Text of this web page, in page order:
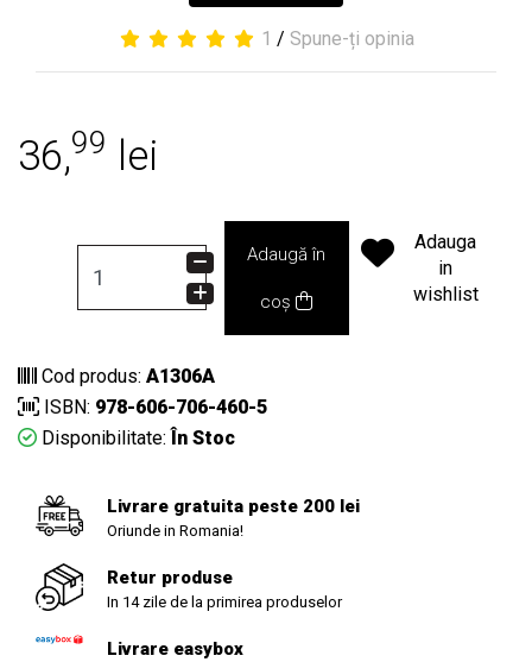
1 / Spune-ți opinia
36,99 lei
Adaugă în
coș
Adauga
in
wishlist
Cod produs: A1306A
ISBN: 978-606-706-460-5
Disponibilitate: În Stoc
Livrare gratuita peste 200 lei
Oriunde in Romania!
Retur produse
In 14 zile de la primirea produselor
Livrare easybox